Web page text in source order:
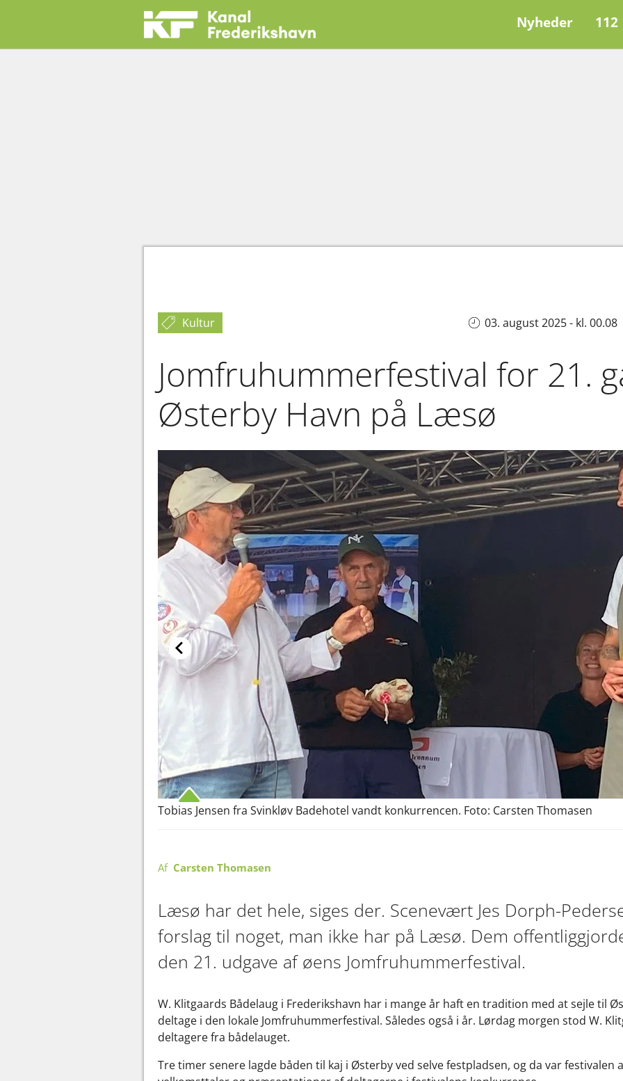
Nyheder 112
Kultur 03. august 2025 - kl. 00.08
Jomfruhummerfestival for 21.
Østerby Havn på Læsø
Tobias Jensen fra Svinkløv Badehotel vandt konkurrencen. Foto: Carsten Thomasen
Af Carsten Thomasen
Læsø har det hele, siges der. Scenevært Jes Dorph-
forslag til noget, man ikke har på Læsø. Dem
den 21. udgave af øens Jomfruhummerfestival.
W. Klitgaards Bådelaug i Frederikshavn har i mange år haft en tradition med at sejle til
deltage i den lokale Jomfruhummerfestival. Således også i år. Lørdag morgen stod W.
deltagere fra bådelauget.
Tre timer senere lagde båden til kaj i Østerby ved selve festpladsen, og da var festivalen